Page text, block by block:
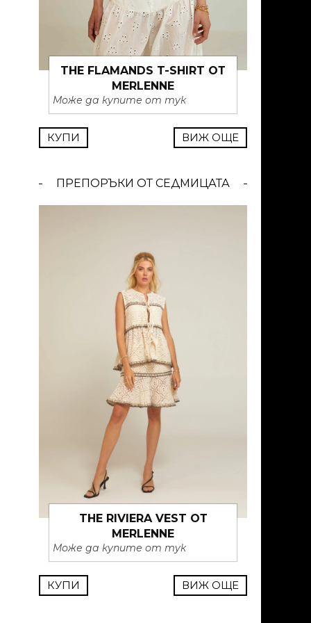
THE FLAMANDS T-SHIRT ОТ
MERLENNE
Може да купите от тук
КУПИ ВИЖ ОЩЕ
ПРЕПОРЪКИ ОТ СЕДМИЦАТА
THE RIVIERA VEST ОТ
MERLENNE
Може да купите от тук
КУПИ ВИЖ ОЩЕ